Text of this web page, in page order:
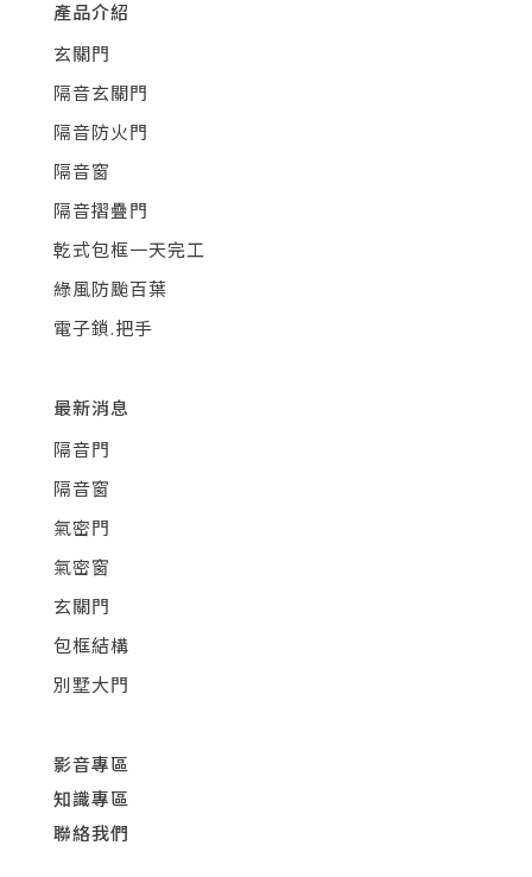
產品介紹
玄關門
隔音玄關門
隔音防火門
隔音窗
隔音摺疊門
乾式包框一天完工
綠風防颱百葉
電子鎖.把手
最新消息
隔音門
隔音窗
氣密門
氣密窗
玄關門
包框結構
別墅大門
影音專區
知識專區
聯絡我們